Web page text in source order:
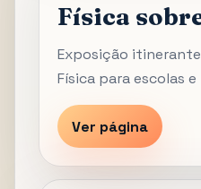
Física
Exposição
Física para escolas
Ver página